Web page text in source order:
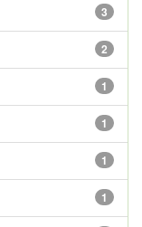
3
2
1
1
1
1